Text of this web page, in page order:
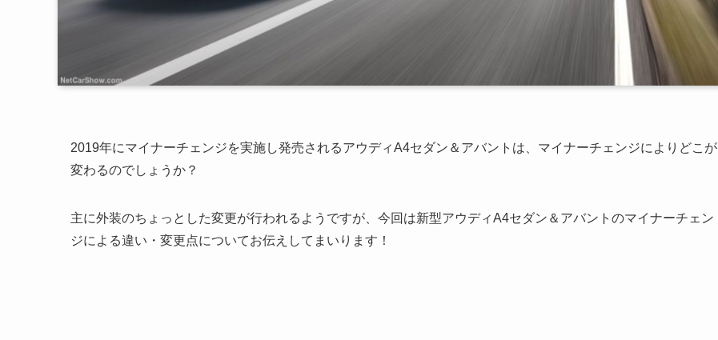
2019年にマイナーチェンジを実施し発売されるアウディA4セダン＆アバントは、マイナーチェンジによりどこが
変わるのでしょうか？
主に外装のちょっとした変更が行われるようですが、今回は新型アウディA4セダン＆アバントのマイナーチェン
ジによる違い・変更点についてお伝えしてまいります！